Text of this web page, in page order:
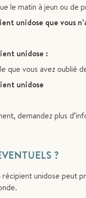
le matin à jeun ou de
unidose que vous
unidose :
que vous avez oublié
unidose
demandez plus
?
unidose peut